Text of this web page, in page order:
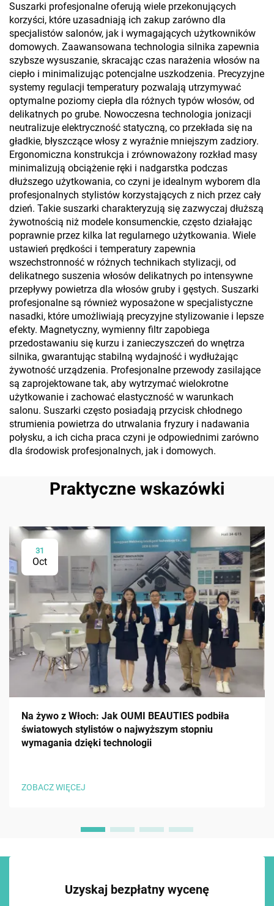
Suszarki profesjonalne oferują wiele przekonujących
korzyści, które uzasadniają ich zakup zarówno dla
specjalistów salonów, jak i wymagających użytkowników
domowych. Zaawansowana technologia silnika zapewnia
szybsze wysuszanie, skracając czas narażenia włosów na
ciepło i minimalizując potencjalne uszkodzenia. Precyzyjne
systemy regulacji temperatury pozwalają utrzymywać
optymalne poziomy ciepła dla różnych typów włosów, od
delikatnych po grube. Nowoczesna technologia jonizacji
neutralizuje elektryczność statyczną, co przekłada się na
gładkie, błyszczące włosy z wyraźnie mniejszym zadziory.
Ergonomiczna konstrukcja i zrównoważony rozkład masy
minimalizują obciążenie ręki i nadgarstka podczas
dłuższego użytkowania, co czyni je idealnym wyborem dla
profesjonalnych stylistów korzystających z nich przez cały
dzień. Takie suszarki charakteryzują się zazwyczaj dłuższą
żywotnością niż modele konsumenckie, często działając
poprawnie przez kilka lat regularnego użytkowania. Wiele
ustawień prędkości i temperatury zapewnia
wszechstronność w różnych technikach stylizacji, od
delikatnego suszenia włosów delikatnych po intensywne
przepływy powietrza dla włosów gruby i gęstych. Suszarki
profesjonalne są również wyposażone w specjalistyczne
nasadki, które umożliwiają precyzyjne stylizowanie i lepsze
efekty. Magnetyczny, wymienny filtr zapobiega
przedostawaniu się kurzu i zanieczyszczeń do wnętrza
silnika, gwarantując stabilną wydajność i wydłużając
żywotność urządzenia. Profesjonalne przewody zasilające
są zaprojektowane tak, aby wytrzymać wielokrotne
użytkowanie i zachować elastyczność w warunkach
salonu. Suszarki często posiadają przycisk chłodnego
strumienia powietrza do utrwalania fryzury i nadawania
połysku, a ich cicha praca czyni je odpowiednimi zarówno
dla środowisk profesjonalnych, jak i domowych.
Praktyczne wskazówki
31
Oct
Na żywo z Włoch: Jak OUMI BEAUTIES podbiła
światowych stylistów o najwyższym stopniu
wymagania dzięki technologii
ZOBACZ WIĘCEJ
Uzyskaj bezpłatny wycenę